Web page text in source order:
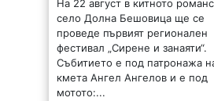
фестивал „Сирене и занаяти“.
Събитието е под патронажа на
кмета Ангел Ангелов и е под
мотото:...